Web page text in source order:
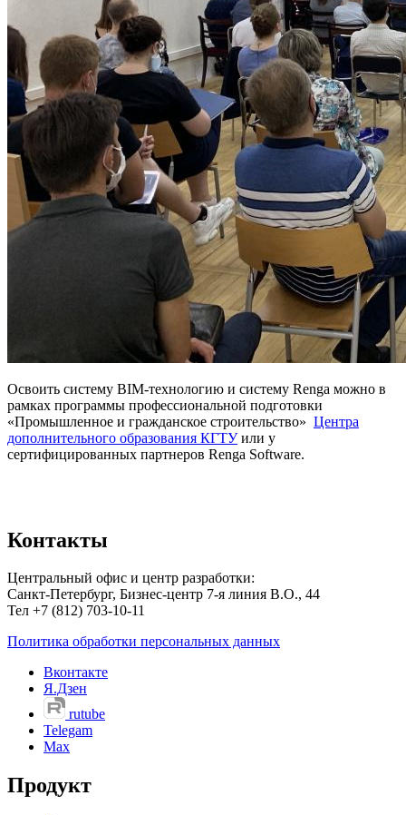
Освоить систему BIM-технологию и систему Renga можно в
рамках программы профессиональной подготовки
«Промышленное и гражданское строительство» Центра
дополнительного образования КГТУили у
сертифицированных партнеров Renga Software.
Контакты
Центральный офис и центр разработки:
Санкт-Петербург, Бизнес-центр 7-я линия В.О., 44
Тел +7 (812) 703-10-11
Политика обработки персональных данных
Вконтакте
Я.Дзен
rutube
Telegam
Max
Продукт